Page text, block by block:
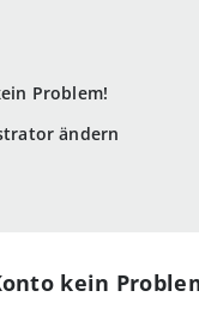
Problem!
ändern
kein